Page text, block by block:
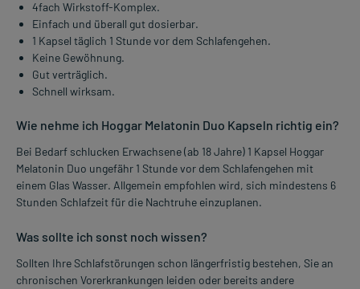
4fach Wirkstoff-Komplex.
Einfach und überall gut dosierbar.
1 Kapsel täglich 1 Stunde vor dem Schlafengehen.
Keine Gewöhnung.
Gut verträglich.
Schnell wirksam.
Wie nehme ich Hoggar Melatonin Duo Kapseln richtig ein?
Bei Bedarf schlucken Erwachsene (ab 18 Jahre) 1 Kapsel Hoggar
Melatonin Duo ungefähr 1 Stunde vor dem Schlafengehen mit
einem Glas Wasser. Allgemein empfohlen wird, sich mindestens 6
Stunden Schlafzeit für die Nachtruhe einzuplanen.
Was sollte ich sonst noch wissen?
Sollten Ihre Schlafstörungen schon längerfristig bestehen, Sie an
chronischen Vorerkrankungen leiden oder bereits andere